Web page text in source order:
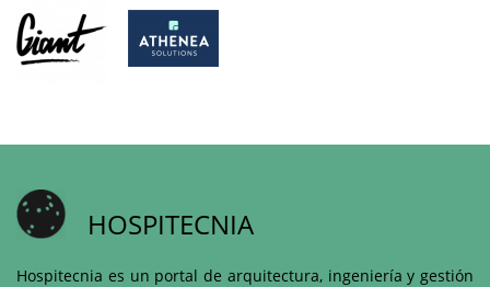
HOSPITECNIA
Hospitecnia es un portal de arquitectura, ingeniería y gestión